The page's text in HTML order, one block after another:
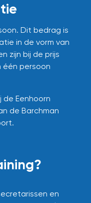
Dit bedrag is
in de vorm van
zijn bij de prijs
één persoon
Eenhoorn
de Barchman
en